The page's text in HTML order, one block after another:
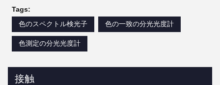
Tags:
色のスペクトル検光子
色の一致の分光光度計
色測定の分光光度計
接触